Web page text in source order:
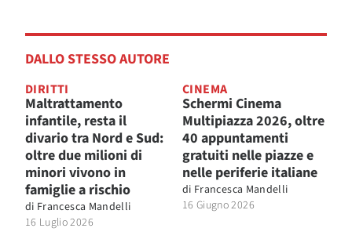
DALLO STESSO AUTORE
DIRITTI
Maltrattamento
infantile, resta il
divario tra Nord e Sud:
oltre due milioni di
minori vivono in
famiglie a rischio
di Francesca Mandelli
16 Luglio 2026
CINEMA
Schermi Cinema
Multipiazza 2026, oltre
40 appuntamenti
gratuiti nelle piazze e
nelle periferie italiane
di Francesca Mandelli
16 Giugno 2026